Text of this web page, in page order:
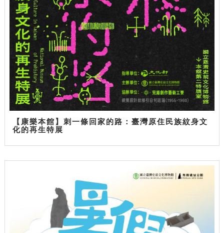
【康樂本館】刺一條回家的路：臺灣原住民族紋身文
化的再生特展